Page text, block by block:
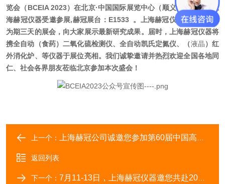
览会（BCEIA 2023）在北京·中国国际展览中心（顺义馆）举办。上
海赫冠仪器受邀参展,赫冠展台：E1533 。上海赫冠仪器将充分利用
为期三天的展会， 向大家展示最新研究成果。届时，上海赫冠仪器将
携全自动（食药）二氧化硫检测仪、全自动凯氏定氮仪、（液晶）红
外消化炉、等仪器于展位亮相。我们诚挚邀请并热烈欢迎全国各地同
仁、社会各界朋友莅临北京参加本次盛会！
上一个： 上海赫冠公司诚邀您参加第60届中国高等教育博览会（山东青岛）
返回列表
下一个： 7月11-13日，上海赫冠仪器邀您共赴2023慕尼黑上海分析生化展